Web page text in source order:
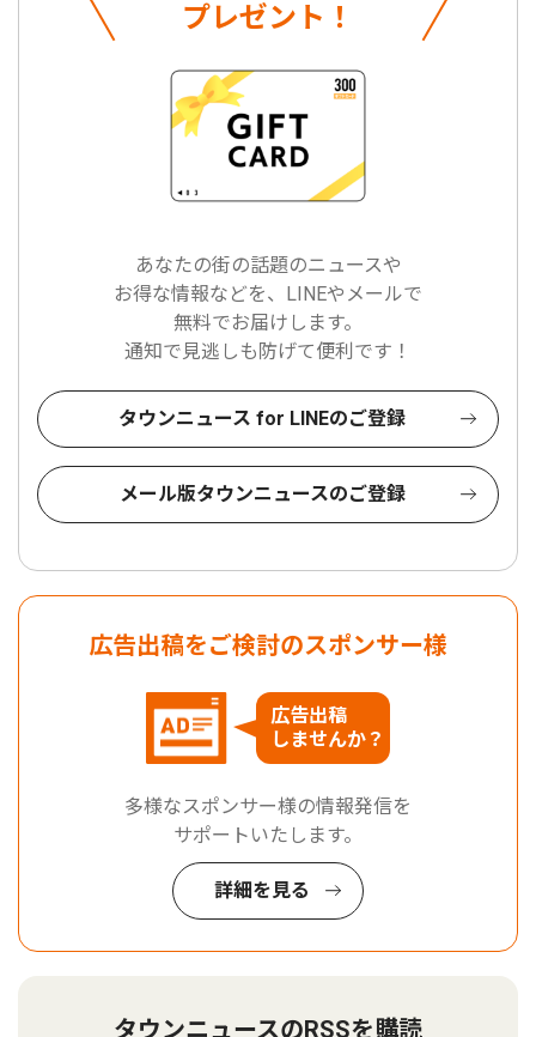
プレゼント！
あなたの街の話題のニュースや
お得な情報などを、LINEやメールで
無料でお届けします。
通知で見逃しも防げて便利です！
タウンニュース for LINEのご登録
メール版タウンニュースのご登録
広告出稿をご検討のスポンサー様
広告出稿
しませんか？
多様なスポンサー様の情報発信を
サポートいたします。
詳細を見る
タウンニュースのRSSを購読